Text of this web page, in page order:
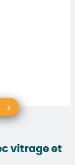
vitrage et